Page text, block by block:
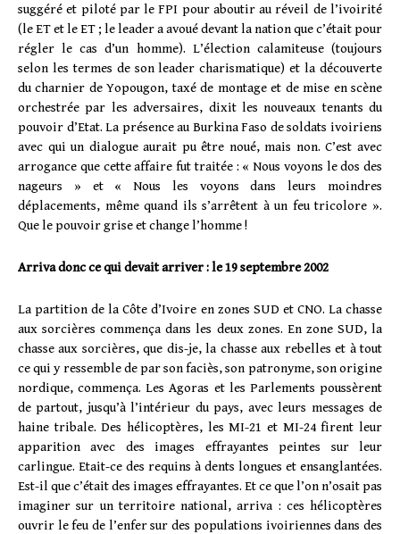
suggéré et piloté par le FPI pour aboutir au réveil de l’ivoirité
(le ET et le ET ; le leader a avoué devant la nation que c’était pour
régler le cas d’un homme). L’élection calamiteuse (toujours
selon les termes de son leader charismatique) et la découverte
du charnier de Yopougon, taxé de montage et de mise en scène
orchestrée par les adversaires, dixit les nouveaux tenants du
pouvoir d’Etat. La présence au Burkina Faso de soldats ivoiriens
avec qui un dialogue aurait pu être noué, mais non. C’est avec
arrogance que cette affaire fut traitée : « Nous voyons le dos des
nageurs » et « Nous les voyons dans leurs moindres
déplacements, même quand ils s’arrêtent à un feu tricolore ».
Que le pouvoir grise et change l’homme !
Arriva donc ce qui devait arriver : le 19 septembre 2002
La partition de la Côte d’Ivoire en zones SUD et CNO. La chasse
aux sorcières commença dans les deux zones. En zone SUD, la
chasse aux sorcières, que dis-je, la chasse aux rebelles et à tout
ce qui y ressemble de par son faciès, son patronyme, son origine
nordique, commença. Les Agoras et les Parlements poussèrent
de partout, jusqu’à l’intérieur du pays, avec leurs messages de
haine tribale. Des hélicoptères, les MI-21 et MI-24 firent leur
apparition avec des images effrayantes peintes sur leur
carlingue. Etait-ce des requins à dents longues et ensanglantées.
Est-il que c’était des images effrayantes. Et ce que l’on n’osait pas
imaginer sur un territoire national, arriva : ces hélicoptères
ouvrir le feu de l’enfer sur des populations ivoiriennes dans des